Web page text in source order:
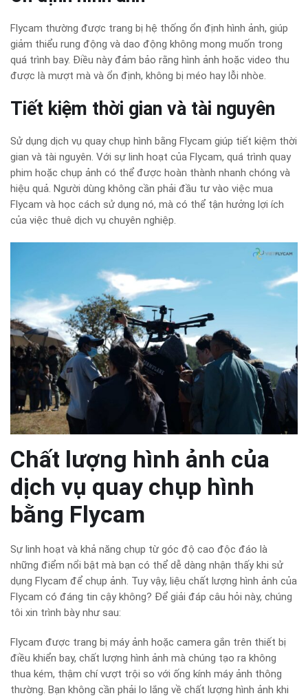
Flycam thường được trang bị hệ thống ổn định hình ảnh, giúp
giảm thiểu rung động và dao động không mong muốn trong
quá trình bay. Điều này đảm bảo rằng hình ảnh hoặc video thu
được là mượt mà và ổn định, không bị méo hay lỗi nhòe.
Tiết kiệm thời gian và tài nguyên
Sử dụng dịch vụ quay chụp hình bằng Flycam giúp tiết kiệm thời
gian và tài nguyên. Với sự linh hoạt của Flycam, quá trình quay
phim hoặc chụp ảnh có thể được hoàn thành nhanh chóng và
hiệu quả. Người dùng không cần phải đầu tư vào việc mua
Flycam và học cách sử dụng nó, mà có thể tận hưởng lợi ích
của việc thuê dịch vụ chuyên nghiệp.
Chất lượng hình ảnh của
dịch vụ quay chụp hình
bằng Flycam
Sự linh hoạt và khả năng chụp từ góc độ cao độc đáo là
những điểm nổi bật mà bạn có thể dễ dàng nhận thấy khi sử
dụng Flycam để chụp ảnh. Tuy vậy, liệu chất lượng hình ảnh của
Flycam có đáng tin cậy không? Để giải đáp câu hỏi này, chúng
tôi xin trình bày như sau:
Flycam được trang bị máy ảnh hoặc camera gắn trên thiết bị
điều khiển bay, chất lượng hình ảnh mà chúng tạo ra không
thua kém, thậm chí vượt trội so với ống kính máy ảnh thông
thường. Bạn không cần phải lo lắng về chất lượng hình ảnh khi